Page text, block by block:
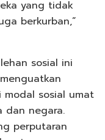
yang tidak
berkurban,”
sosial ini
modal sosial umat
dan negara.
perputaran